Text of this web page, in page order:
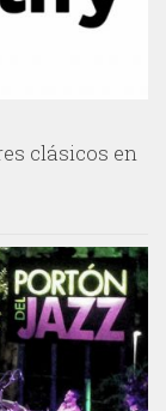
clásicos en